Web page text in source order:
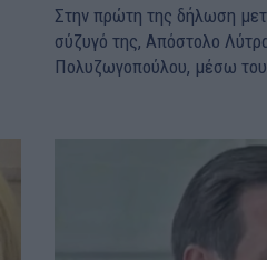
Στην πρώτη της δήλωση
σύζυγό της, Απόστολο
Πολυζωγοπούλου, μέσω